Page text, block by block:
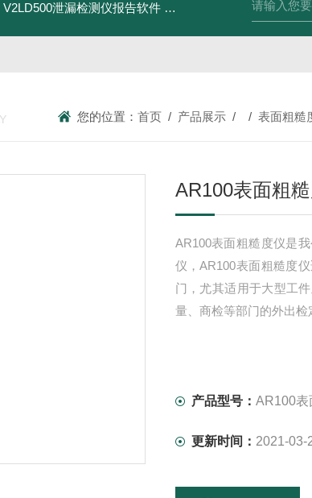
泄漏检测仪报告软件 UltraCam LD500德国CS公
您的位置：首页 / 产品展示 / /表面粗糙
AR100表面粗
AR100表面粗糙度仪是
仪，AR100表面粗糙度
门，尤其适用于大型工
量、商检等部门的外出检
产品型号： AR100表面粗
更新时间： 2021-03-